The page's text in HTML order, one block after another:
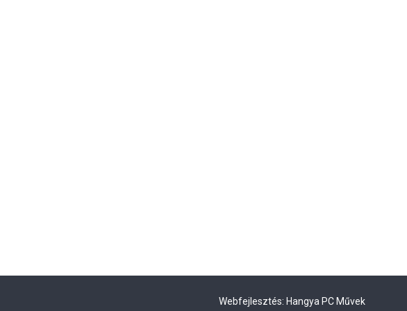
Webfejlesztés: Hangya PC Művek